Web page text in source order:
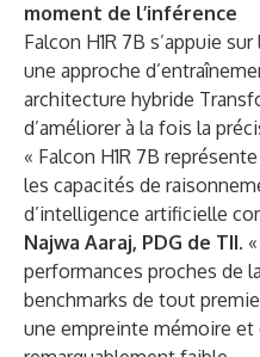
moment de l’inférence
Falcon H1R 7B s’appuie
une approche
architecture hybride
d’améliorer à la fois la
« Falcon H1R 7B
les capacités de
d’intelligence artificielle
Najwa Aaraj, PDG de TII.
performances proches de
benchmarks de tout
une empreinte mémoire et